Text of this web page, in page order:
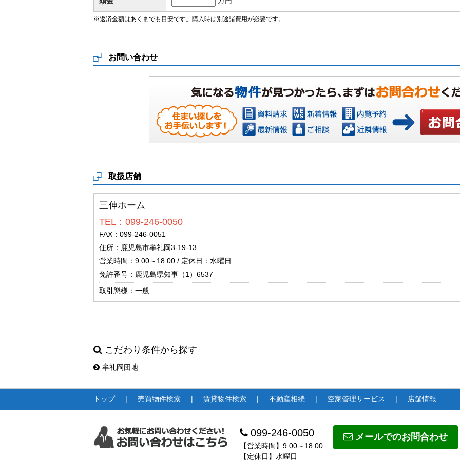
※返済金額はあくまでも目安です。購入時は別途諸費用が必要です。
お問い合わせ
取扱店舗
三伸ホーム
TEL：099-246-0050
FAX：099-246-0051
住所：鹿児島市牟礼岡3-19-13
営業時間：9:00～18:00 / 定休日：水曜日
免許番号：鹿児島県知事（1）6537
取引態様：一般
こだわり条件から探す
牟礼岡団地
トップ 売買物件検索 賃貸物件検索 不動産相続 空家管理サービス 店舗情報
099-246-0050
【営業時間】9:00～18:00
【定休日】水曜日
メールでのお問合わせ